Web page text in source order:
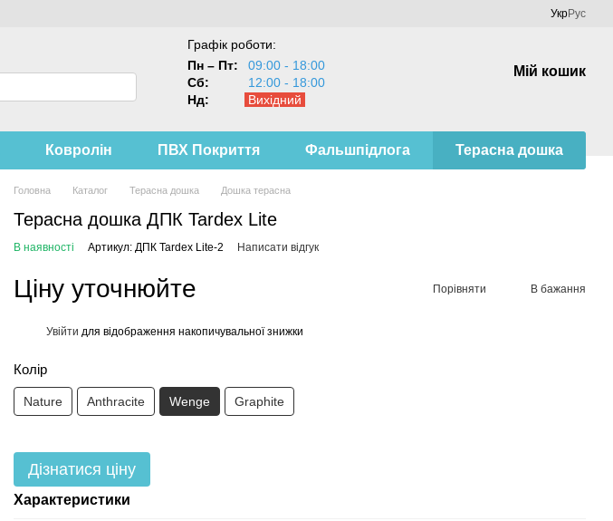
УкрРус
Графік роботи:
Пн – Пт:
09:00 - 18:00
Сб:
12:00 - 18:00
Нд:
Вихідний
Мій кошик
Ковролін ПВХ Покриття Фальшпідлога Терасна дошка
Головна Каталог Терасна дошка Дошка терасна
Терасна дошка ДПК Tardex Lite
В наявності Артикул: ДПК Tardex Lite-2 Написати відгук
Ціну уточнюйте Порівняти В бажання
Увійти для відображення накопичувальної знижки
Колір
Nature Anthracite Wenge Graphite
Дізнатися ціну
Характеристики